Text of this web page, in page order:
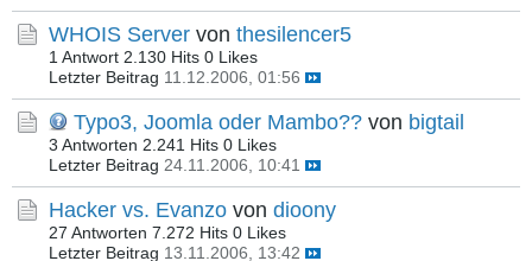
WHOIS Server von thesilencer5
1 Antwort 2.130 Hits 0 Likes
Letzter Beitrag 11.12.2006, 01:56
Typo3, Joomla oder Mambo?? von bigtail
3 Antworten 2.241 Hits 0 Likes
Letzter Beitrag 24.11.2006, 10:41
Hacker vs. Evanzo von dioony
27 Antworten 7.272 Hits 0 Likes
Letzter Beitrag 13.11.2006, 13:42